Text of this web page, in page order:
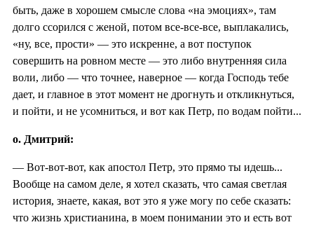
быть, даже в хорошем смысле слова «на эмоциях», там
долго ссорился с женой, потом все-все-все, выплакались,
«ну, все, прости» — это искренне, а вот поступок
совершить на ровном месте — это либо внутренняя сила
воли, либо — что точнее, наверное — когда Господь тебе
дает, и главное в этот момент не дрогнуть и откликнуться,
и пойти, и не усомниться, и вот как Петр, по водам пойти...
о. Дмитрий:
— Вот-вот-вот, как апостол Петр, это прямо ты идешь...
Вообще на самом деле, я хотел сказать, что самая светлая
история, знаете, какая, вот это я уже могу по себе сказать:
что жизнь христианина, в моем понимании это и есть вот